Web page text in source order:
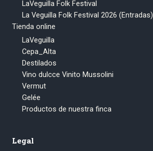
LaVeguilla Folk Festival
La Veguilla Folk Festival 2026 (Entradas)
Tienda online
LaVeguilla
Cepa_Alta
Destilados
Vino dulcce Vinito Mussolini
Vermut
Gelée
Productos de nuestra finca
Legal